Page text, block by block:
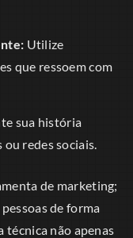
Utilize
que ressoem com
sua história
redes sociais.
de marketing;
de forma
técnica não apenas